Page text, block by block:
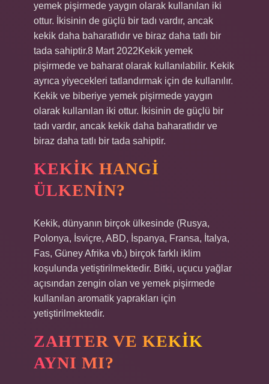
yemek pişirmede yaygın olarak kullanılan iki
ottur. İkisinin de güçlü bir tadı vardır, ancak
kekik daha baharatlıdır ve biraz daha tatlı bir
tada sahiptir.8 Mart 2022Kekik yemek
pişirmede ve baharat olarak kullanılabilir. Kekik
ayrıca yiyecekleri tatlandırmak için de kullanılır.
Kekik ve biberiye yemek pişirmede yaygın
olarak kullanılan iki ottur. İkisinin de güçlü bir
tadı vardır, ancak kekik daha baharatlıdır ve
biraz daha tatlı bir tada sahiptir.
KEKIK HANGI
ÜLKENIN?
Kekik, dünyanın birçok ülkesinde (Rusya,
Polonya, İsviçre, ABD, İspanya, Fransa, İtalya,
Fas, Güney Afrika vb.) birçok farklı iklim
koşulunda yetiştirilmektedir. Bitki, uçucu yağlar
açısından zengin olan ve yemek pişirmede
kullanılan aromatik yaprakları için
yetiştirilmektedir.
ZAHTER VE KEKIK
AYNI MI?